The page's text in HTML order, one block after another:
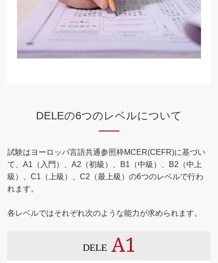
DELEの6つのレベルについて
試験はヨーロッパ言語共通参照枠MCER(CEFR)に基づい
て、A1（入門）、A2（初級）、B1（中級）、B2（中上
級）、C1（上級）、C2（最上級）の6つのレベルで行わ
れます。
各レベルではそれぞれ次のような能力が求められます。
DELE A1